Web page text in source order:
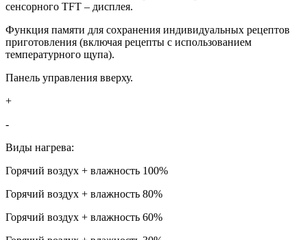
сенсорного TFT – дисплея.
Функция памяти для сохранения индивидуальных рецептов
приготовления (включая рецепты с использованием
температурного щупа).
Панель управления вверху.
+
-
Виды нагрева:
Горячий воздух + влажность 100%
Горячий воздух + влажность 80%
Горячий воздух + влажность 60%